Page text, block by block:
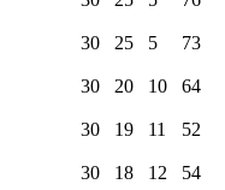
30 25 5 73
30 20 10 64
30 19 11 52
30 18 12 54